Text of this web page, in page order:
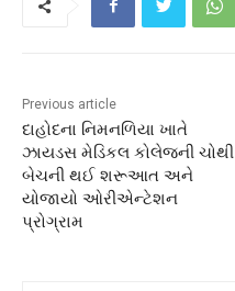
Previous article
દાહોદના નિમનળિયા ખાતે
ઝાયડસ મેડિકલ કોલેજની ચોથી
બેચની થઈ શરૂઆત અને
યોજાયો ઓરીએન્ટેશન
પ્રોગ્રામ